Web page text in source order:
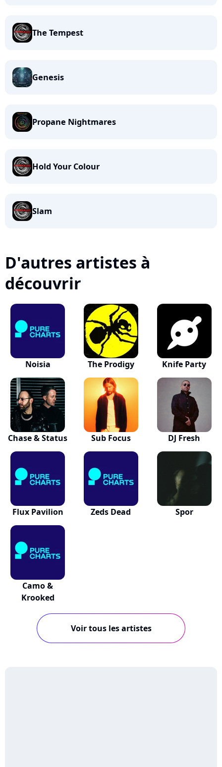
The Tempest
Genesis
Propane Nightmares
Hold Your Colour
Slam
D'autres artistes à
découvrir
Noisia The Prodigy Knife Party
Chase & Status Sub Focus DJ Fresh
Flux Pavilion Zeds Dead Spor
Camo &
Krooked
Voir tous les artistes